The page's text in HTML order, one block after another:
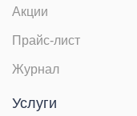
Акции
Прайс-лист
Журнал
Услуги